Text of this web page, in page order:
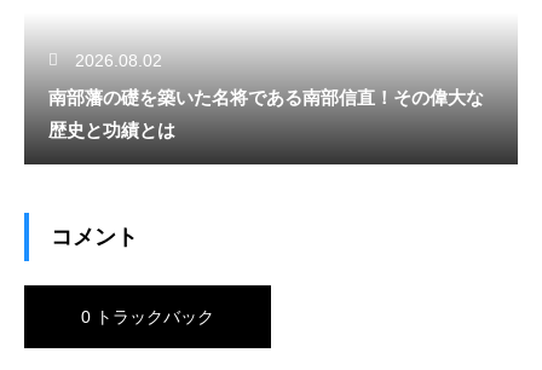
2026.08.02
南部藩の礎を築いた名将である南部信直！その偉大な
歴史と功績とは
コメント
0 トラックバック